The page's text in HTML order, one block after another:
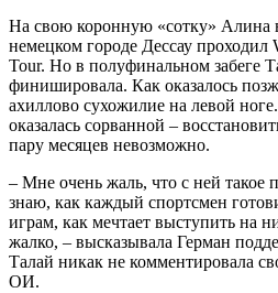
На свою коронную «сотку» Алина
немецком городе Дессау проходил
Tour. Но в полуфинальном забеге
финишировала. Как оказалось
ахиллово сухожилие на левой
оказалась сорванной –
пару месяцев невозможно.
– Мне очень жаль, что с ней такое
знаю, как каждый спортсмен
играм, как мечтает выступить на
жалко, – высказывала Герман
Талай никак не комментировала
ОИ.